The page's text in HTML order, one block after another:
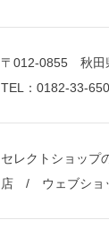
〒012-0855 秋田
TEL：0182-33-
セレクトショッ
店 / ウェブショ